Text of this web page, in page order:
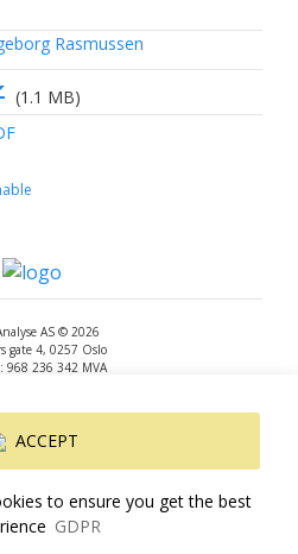
Rasmussen
(1.1 MB)
AS © 2026
gate 4, 0257 Oslo
968 236 342 MVA
By
3.0.244
ACCEPT
to ensure you get the best
GDPR